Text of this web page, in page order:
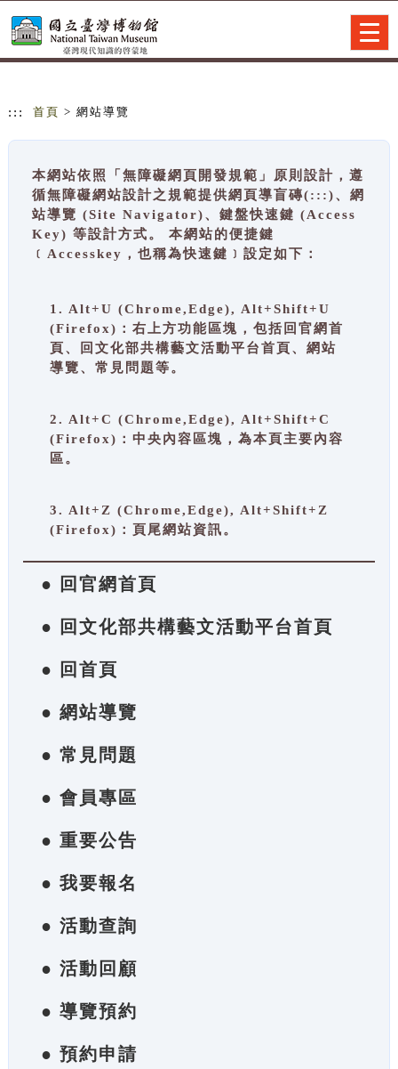
::: 首頁 > 網站導覽
本網站依照「無障礙網頁開發規範」原則設計，遵
循無障礙網站設計之規範提供網頁導盲磚(:::)、網
站導覽 (Site Navigator)、鍵盤快速鍵 (Access
Key) 等設計方式。 本網站的便捷鍵
﹝Accesskey，也稱為快速鍵﹞設定如下：
1. Alt+U (Chrome,Edge), Alt+Shift+U
(Firefox)：右上方功能區塊，包括回官網首
頁、回文化部共構藝文活動平台首頁、網站
導覽、常見問題等。
2. Alt+C (Chrome,Edge), Alt+Shift+C
(Firefox)：中央內容區塊，為本頁主要內容
區。
3. Alt+Z (Chrome,Edge), Alt+Shift+Z
(Firefox)：頁尾網站資訊。
● 回官網首頁
● 回文化部共構藝文活動平台首頁
● 回首頁
● 網站導覽
● 常見問題
● 會員專區
● 重要公告
● 我要報名
● 活動查詢
● 活動回顧
● 導覽預約
● 預約申請